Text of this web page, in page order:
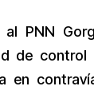
al PNN
de
en